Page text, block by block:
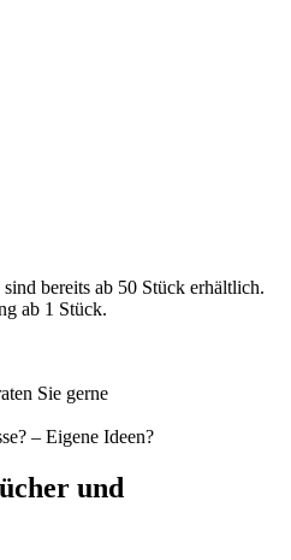
bereits ab 50 Stück erhältlich.
ab 1 Stück.
Sie gerne
– Eigene Ideen?
und